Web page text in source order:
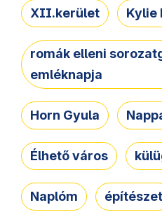
XII.kerület Kylie
romák elleni
emléknapja
Horn Gyula
Élhető város
Naplóm építészet